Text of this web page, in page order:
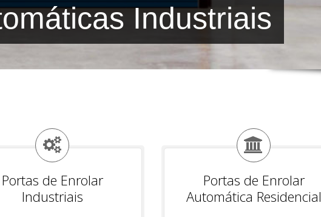
Industriais
Portas de Enrolar
Industriais
Portas de Enrolar
Automática Residencial